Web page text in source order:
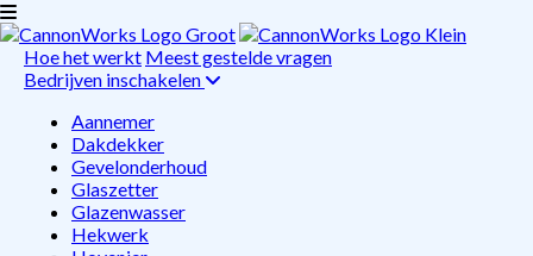
Hoe het werkt Meest gestelde vragen
Bedrijven inschakelen
Aannemer
Dakdekker
Gevelonderhoud
Glaszetter
Glazenwasser
Hekwerk